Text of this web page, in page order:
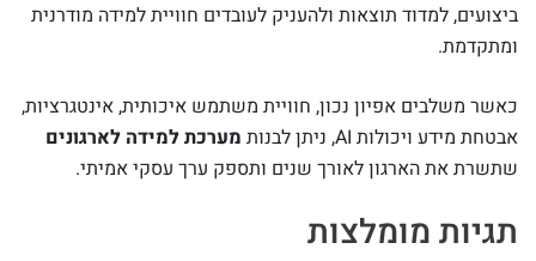
ביצועים, למדוד תוצאות ולהעניק לעובדים חוויית למידה מודרנית
ומתקדמת.
כאשר משלבים אפיון נכון, חוויית משתמש איכותית, אינטגרציות,
אבטחת מידע ויכולות AI, ניתן לבנות
מערכת למידה לארגונים
שתשרת את הארגון לאורך שנים ותספק ערך עסקי אמיתי.
תגיות מומלצות